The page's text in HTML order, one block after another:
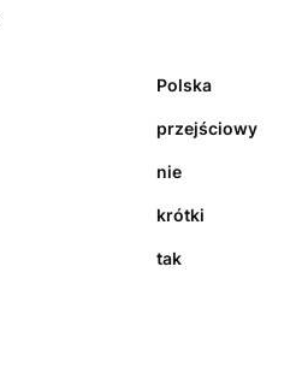
Polska
przejściowy
nie
krótki
tak